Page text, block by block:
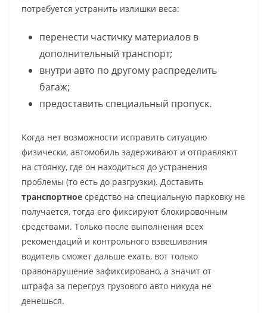
потребуется устранить излишки веса:
перенести частичку материалов в
дополнительный транспорт;
внутри авто по другому распределить
багаж;
предоставить специальный пропуск.
Когда нет возможности исправить ситуацию
физически, автомобиль задерживают и отправляют
на стоянку, где он находиться до устранения
проблемы (то есть до разгрузки). Доставить
транспортное средство на специальную парковку не
получается, тогда его фиксируют блокировочным
средствами. Только после выполнения всех
рекомендаций и контрольного взвешивания
водитель сможет дальше ехать, вот только
правонарушение зафиксировано, а значит от
штрафа за перегруз грузового авто никуда не
денешься.